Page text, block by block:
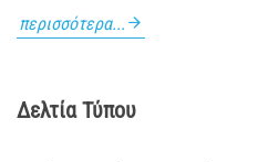
περισσότερα...
Δελτία Τύπου